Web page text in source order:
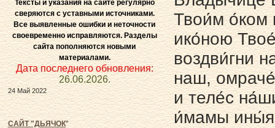
Твои́м о́ком
ико́ною
воздви́гни
наш,
и теле́с
и́мамы
Тексты и указания на сайте регулярно
сверяются с уставными источниками.
Все выявленные ошибки и неточности
своевременно исправляются. Разделы
сайта пополняются новыми
материалами.
Дата последнего обновления:
26.06.2026.
24 Май 2022
САЙТ "ДЬЯЧОК"